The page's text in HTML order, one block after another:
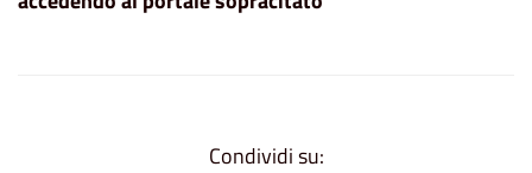
Condividi su: